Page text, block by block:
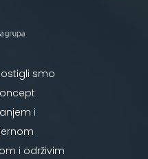
smo
i
i održivim